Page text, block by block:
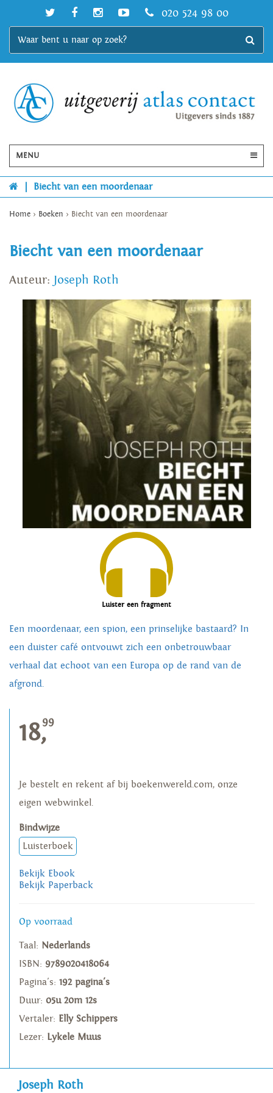
020 524 98 00
MENU
Biecht van een moordenaar
Home > Boeken > Biecht van een moordenaar
Biecht van een moordenaar
Auteur: Joseph Roth
Luister een fragment
Een moordenaar, een spion, een prinselijke bastaard? In
een duister café ontvouwt zich een onbetrouwbaar
verhaal dat echoot van een Europa op de rand van de
afgrond.
18,99
Je bestelt en rekent af bij boekenwereld.com, onze
eigen webwinkel.
Bindwijze
Luisterboek
Bekijk Ebook
Bekijk Paperback
Op voorraad
Taal: Nederlands
ISBN: 9789020418064
Pagina's: 192 pagina's
Duur: 05u 20m 12s
Vertaler: Elly Schippers
Lezer: Lykele Muus
Joseph Roth